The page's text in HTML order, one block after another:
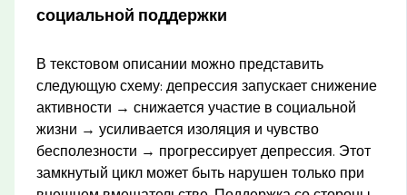
социальной поддержки
В текстовом описании можно представить
следующую схему: депрессия запускает снижение
активности → снижается участие в социальной
жизни → усиливается изоляция и чувство
бесполезности → прогрессирует депрессия. Этот
замкнутый цикл может быть нарушен только при